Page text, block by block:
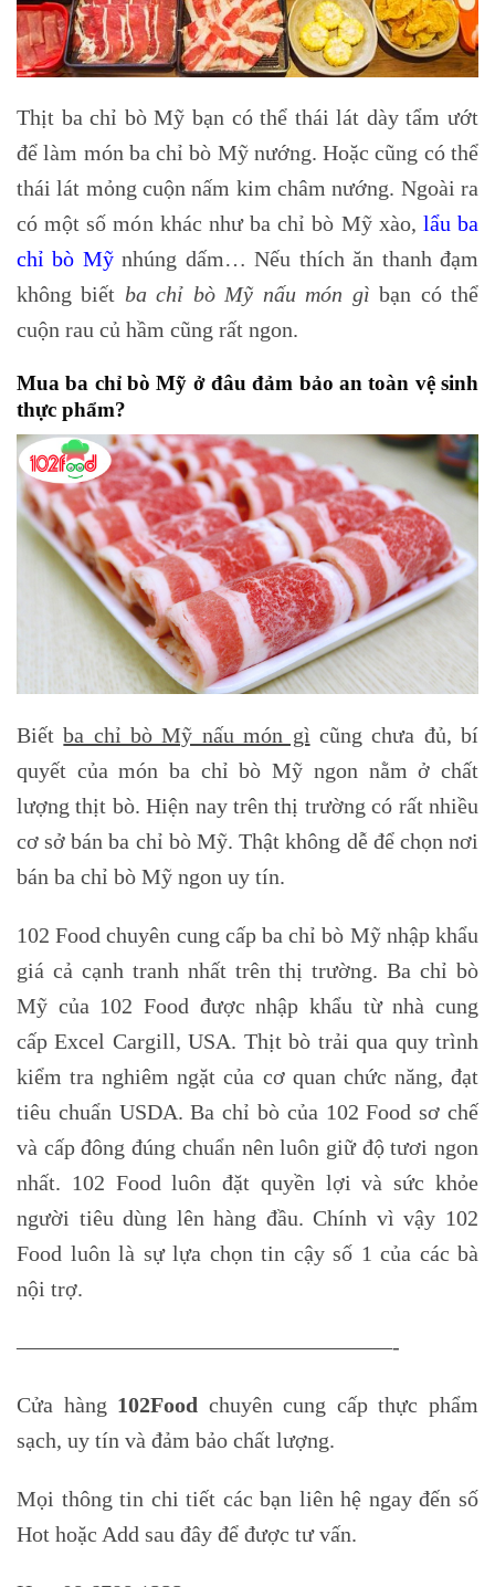
Thịt ba chỉ bò Mỹ bạn có thể thái lát dày tẩm ướt
để làm món ba chỉ bò Mỹ nướng. Hoặc cũng có thể
thái lát mỏng cuộn nấm kim châm nướng. Ngoài ra
có một số món khác như ba chỉ bò Mỹ xào, lẩu ba
chỉ bò Mỹnhúng dấm… Nếu thích ăn thanh đạm
không biết ba chỉ bò Mỹ nấu món gì bạn có thể
cuộn rau củ hầm cũng rất ngon.
Mua ba chỉ bò Mỹ ở đâu đảm bảo an toàn vệ sinh
thực phẩm?
Biếtba chỉ bò Mỹ nấu món gì cũng chưa đủ, bí
quyết của món ba chỉ bò Mỹ ngon nằm ở chất
lượng thịt bò. Hiện nay trên thị trường có rất nhiều
cơ sở bán ba chỉ bò Mỹ. Thật không dễ để chọn nơi
bán ba chỉ bò Mỹ ngon uy tín.
102 Food chuyên cung cấp ba chỉ bò Mỹ nhập khẩu
giá cả cạnh tranh nhất trên thị trường. Ba chỉ bò
Mỹ của 102 Food được nhập khẩu từ nhà cung
cấp Excel Cargill, USA. Thịt bò trải qua quy trình
kiểm tra nghiêm ngặt của cơ quan chức năng, đạt
tiêu chuẩn USDA. Ba chỉ bò của 102 Food sơ chế
và cấp đông đúng chuẩn nên luôn giữ độ tươi ngon
nhất. 102 Food luôn đặt quyền lợi và sức khỏe
người tiêu dùng lên hàng đầu. Chính vì vậy 102
Food luôn là sự lựa chọn tin cậy số 1 của các bà
nội trợ.
—————————————————-
Cửa hàng 102Food chuyên cung cấp thực phẩm
sạch, uy tín và đảm bảo chất lượng.
Mọi thông tin chi tiết các bạn liên hệ ngay đến số
Hot hoặc Add sau đây để được tư vấn.